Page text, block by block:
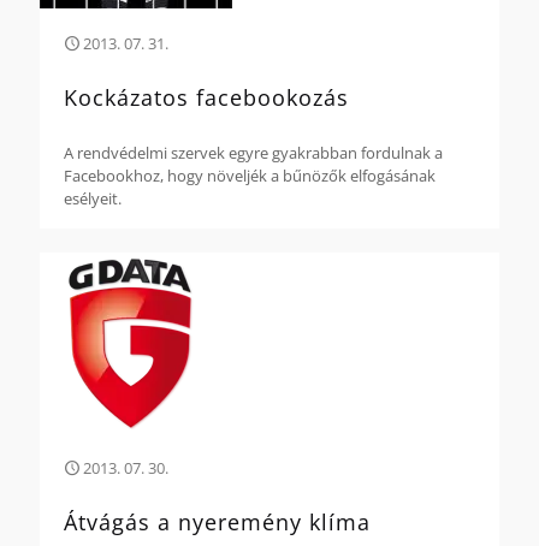
2013. 07. 31.
Kockázatos facebookozás
A rendvédelmi szervek egyre gyakrabban fordulnak a
Facebookhoz, hogy növeljék a bűnözők elfogásának
esélyeit.
2013. 07. 30.
Átvágás a nyeremény klíma